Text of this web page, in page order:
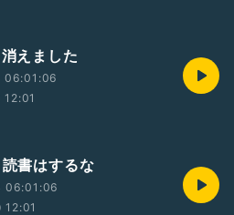
えました
12:01
書はするな
12:01